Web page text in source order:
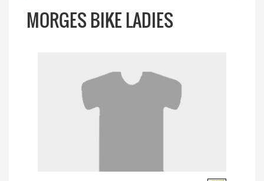
MORGES BIKE LADIES